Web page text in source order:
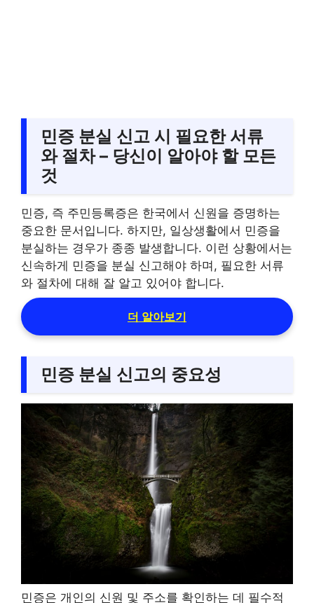
민증 분실 신고 시 필요한 서류
와 절차 – 당신이 알아야 할 모든
것
민증, 즉 주민등록증은 한국에서 신원을 증명하는
중요한 문서입니다. 하지만, 일상생활에서 민증을
분실하는 경우가 종종 발생합니다. 이런 상황에서는
신속하게 민증을 분실 신고해야 하며, 필요한 서류
와 절차에 대해 잘 알고 있어야 합니다.
더 알아보기
민증 분실 신고의 중요성
민증은 개인의 신원 및 주소를 확인하는 데 필수적